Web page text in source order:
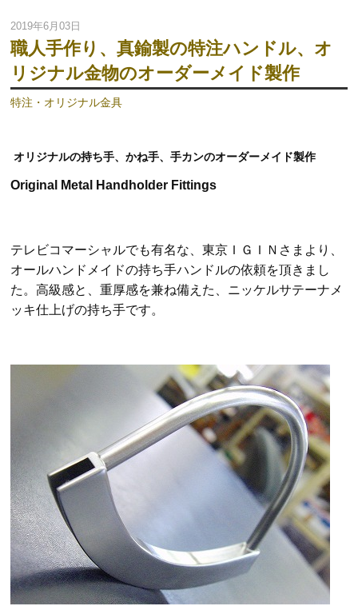
2019年6月03日
職人手作り、真鍮製の特注ハンドル、オ
リジナル金物のオーダーメイド製作
特注・オリジナル金具
オリジナルの持ち手、かね手、手カンのオーダーメイド製作
Original Metal Handholder Fittings
テレビコマーシャルでも有名な、東京ＩＧＩＮさまより、
オールハンドメイドの持ち手ハンドルの依頼を頂きまし
た。高級感と、重厚感を兼ね備えた、ニッケルサテーナメ
ッキ仕上げの持ち手です。